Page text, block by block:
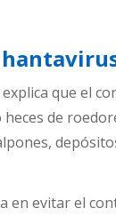
que el
de
en evitar el